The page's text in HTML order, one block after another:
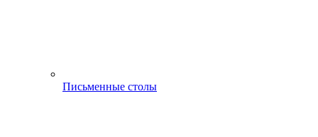
Письменные столы